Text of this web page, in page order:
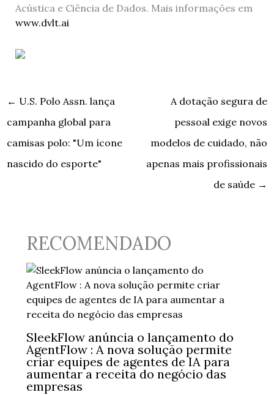
Acústica e Ciência de Dados. Mais informações em
www.dvlt.ai
← U.S. Polo Assn. lança
campanha global para
camisas polo: "Um ícone
nascido do esporte"
A dotação segura de
pessoal exige novos
modelos de cuidado, não
apenas mais profissionais
de saúde →
RECOMENDADO
SleekFlow anúncia o lançamento do
AgentFlow : A nova solução permite
criar equipes de agentes de IA para
aumentar a receita do negócio das
empresas